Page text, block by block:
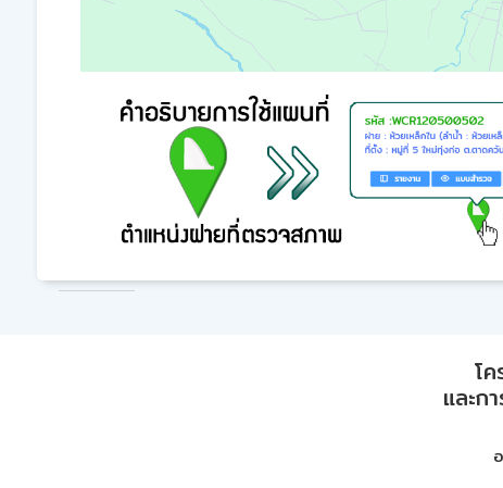
โ
และก